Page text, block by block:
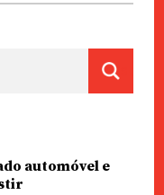
automóvel e